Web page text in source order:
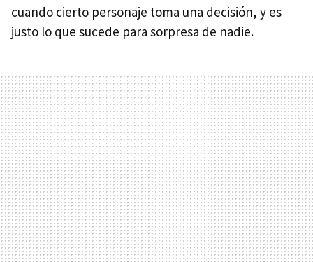
cuando cierto personaje toma una decisión, y es
justo lo que sucede para sorpresa de nadie.